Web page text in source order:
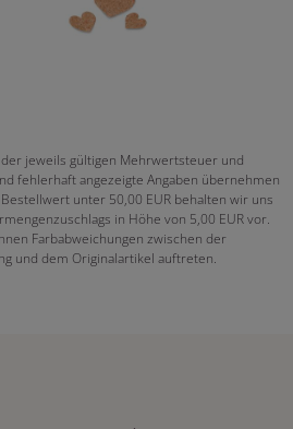
der jeweils gültigen Mehrwertsteuer und
fehlerhaft angezeigte Angaben übernehmen
unter 50,00 EUR behalten wir uns
in Höhe von 5,00 EUR vor.
Farbabweichungen zwischen der
und dem Originalartikel auftreten.